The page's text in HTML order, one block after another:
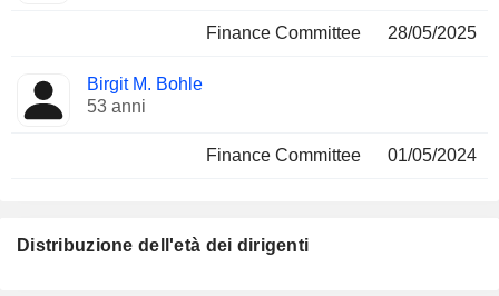
Finance Committee 28/05/2025
Birgit M. Bohle
53 anni
Finance Committee 01/05/2024
Distribuzione dell'età dei dirigenti